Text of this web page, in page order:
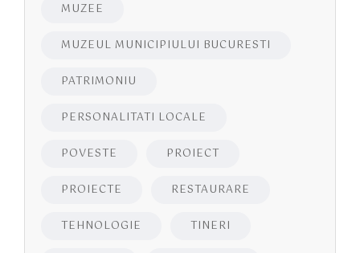
MUZEE
MUZEUL MUNICIPIULUI BUCURESTI
PATRIMONIU
PERSONALITATI LOCALE
POVESTE PROIECT
PROIECTE RESTAURARE
TEHNOLOGIE TINERI